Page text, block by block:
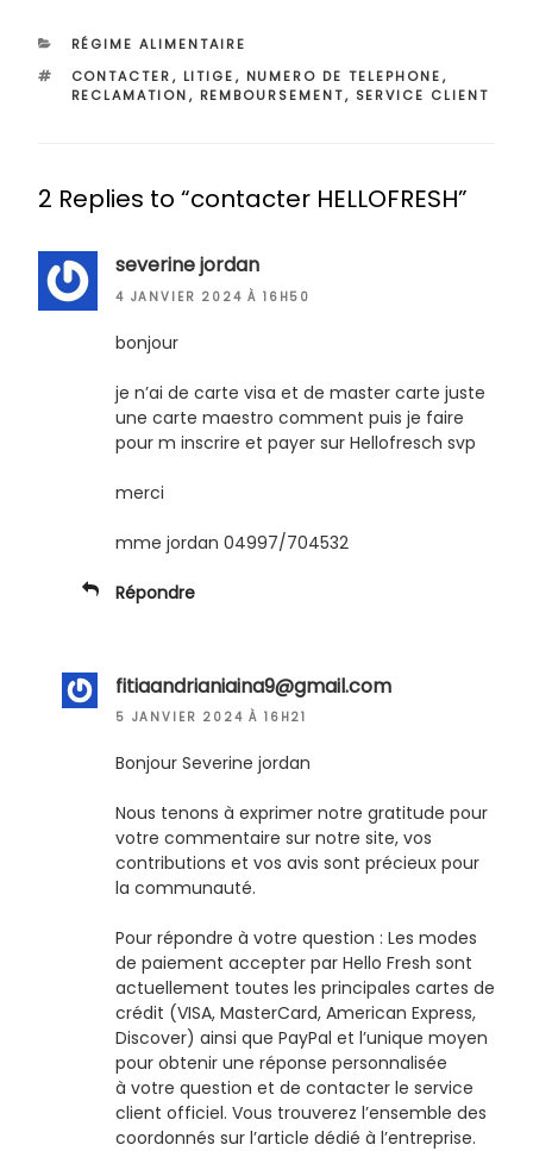
CATÉGORIES
RÉGIME ALIMENTAIRE
ÉTIQUETTES
CONTACTER, LITIGE, NUMERO DE TELEPHONE,
RECLAMATION, REMBOURSEMENT, SERVICE CLIENT
2 Replies to “contacter HELLOFRESH”
severine jordan
4 JANVIER 2024 À 16H50
bonjour
je n’ai de carte visa et de master carte juste
une carte maestro comment puis je faire
pour m inscrire et payer sur Hellofresch svp
merci
mme jordan 04997/704532
Répondre
fitiaandrianiaina9@gmail.com
5 JANVIER 2024 À 16H21
Bonjour Severine jordan
Nous tenons à exprimer notre gratitude pour
votre commentaire sur notre site, vos
contributions et vos avis sont précieux pour
la communauté.
Pour répondre à votre question : Les modes
de paiement accepter par Hello Fresh sont
actuellement toutes les principales cartes de
crédit (VISA, MasterCard, American Express,
Discover) ainsi que PayPal et l’unique moyen
pour obtenir une réponse personnalisée
à votre question et de contacter le service
client officiel. Vous trouverez l’ensemble des
coordonnés sur l’article dédié à l’entreprise.